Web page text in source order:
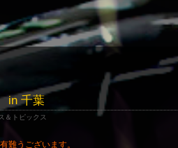
in 千葉
＆トピックス
難うございます。